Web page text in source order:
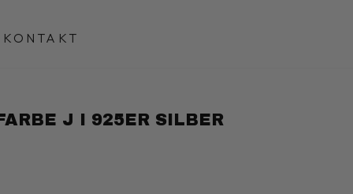
KONTAKT
J I 925ER SILBER